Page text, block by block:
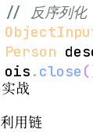
// 反序列化
Person
ois . close (
实战
利用链